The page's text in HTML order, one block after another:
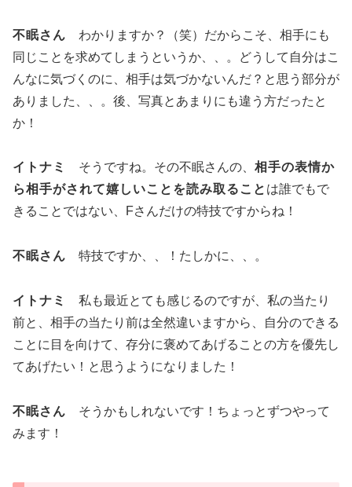
不眠さん わかりますか？（笑）だからこそ、相手にも
同じことを求めてしまうというか、、。どうして自分はこ
んなに気づくのに、相手は気づかないんだ？と思う部分が
ありました、、。後、写真とあまりにも違う方だったと
か！
イトナミ そうですね。その不眠さんの、 相手の表情か
ら相手がされて嬉しいことを読み取ること は誰でもで
きることではない、Fさんだけの特技ですからね！
不眠さん 特技ですか、、！たしかに、、。
イトナミ
私も最近とても感じるのですが、私の当たり
前と、相手の当たり前は全然違いますから、自分のできる
ことに目を向けて、存分に褒めてあげることの方を優先し
てあげたい！と思うようになりました！
不眠さん そうかもしれないです！ちょっとずつやって
みます！